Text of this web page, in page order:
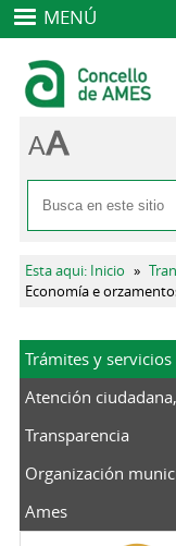
MENÚ
Formulario
Buscar
Se encuentra
Esta aqui: Inicio »
Economía e
Trámites y servicios
Atención
Transparencia
Organización
Ames